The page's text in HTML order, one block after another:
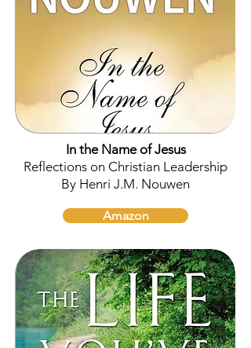
In the Name of Jesus
Reflections on Christian Leadership
By Henri J.M. Nouwen
Amazon